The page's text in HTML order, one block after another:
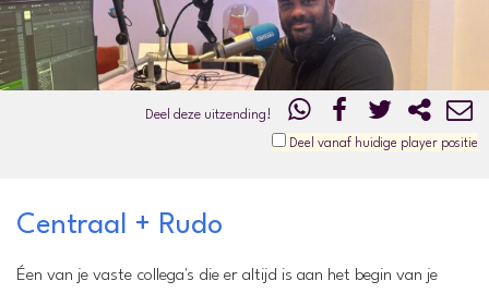
Deel deze uitzending!
Deel vanaf huidige player positie
Centraal + Rudo
Éen van je vaste collega's die er altijd is aan het begin van je